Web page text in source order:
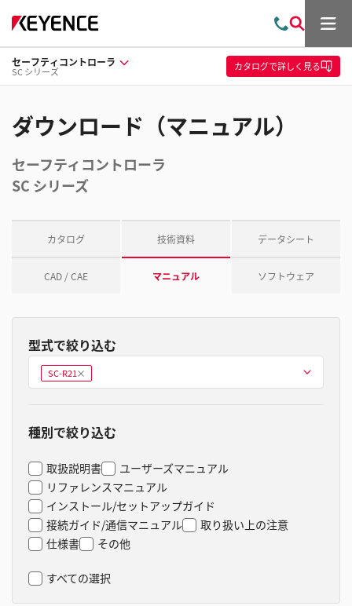
問
い
合
わ
索
メ
ュ
ー
セーフティコントローラ
SC シリーズ カタログで詳しく見る
ダウンロード（マニュアル）
セーフティコントローラ
SC シリーズ
カタログ 技術資料 データシート
CAD / CAE マニュアル ソフトウェア
型式で絞り込む
型式を選ぶ
SC-R21削
除
種別で絞り込む
取扱説明書
ユーザーズマニュアル
リファレンスマニュアル
インストール/セットアップガイド
接続ガイド/通信マニュアル
取り扱い上の注意
仕様書
その他
すべての選択